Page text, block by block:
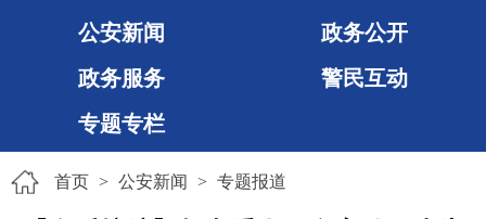
公安新闻
政务公开
政务服务
警民互动
专题专栏
首页 > 公安新闻 > 专题报道